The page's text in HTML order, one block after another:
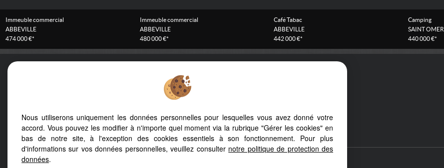
Immeuble commercial
ABBEVILLE
474 000 €*
Immeuble commercial
ABBEVILLE
480 000 €*
Café Tabac
ABBEVILLE
442 000 €*
Camping
SAINT OMER
440 000 €*
80000AMIENS
Nous utiliserons uniquement les données personnelles pour lesquelles vous avez donné votre
accord. Vous pouvez les modifier à n'importe quel moment via la rubrique "Gérer les cookies" en
bas de notre site, à l'exception des cookies essentiels à son fonctionnement. Pour plus
d'informations sur vos données personnelles, veuillez consulter notre politique de protection des
données.